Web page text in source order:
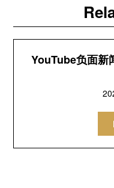
YouTube负面新